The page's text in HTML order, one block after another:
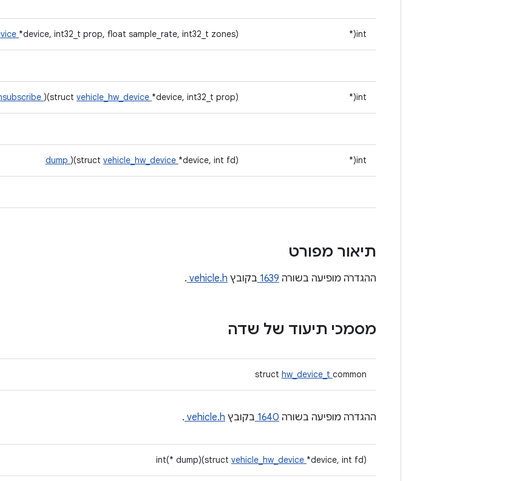
int(*
*device, int32_t prop, float sample_rate, int32_t zones)
int(*
)(struct vehicle_hw_device *device, int32_t prop)
int(*
dump )(struct vehicle_hw_device *device, int fd)
תיאור מפורט
ההגדרה מופיעה בשורה 1639 בקובץ vehicle.h
.
מסמכי תיעוד של שדה
struct hw_device_t common
ההגדרה מופיעה בשורה 1640 בקובץ vehicle.h
.
int(* dump)(struct vehicle_hw_device *device, int fd)